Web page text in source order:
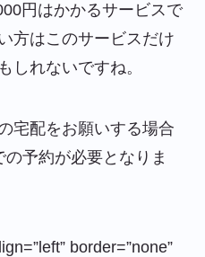
円はかかるサービスで
方はこのサービスだけ
しれないですね。
宅配をお願いする場合
予約が必要となりま
border=”none”